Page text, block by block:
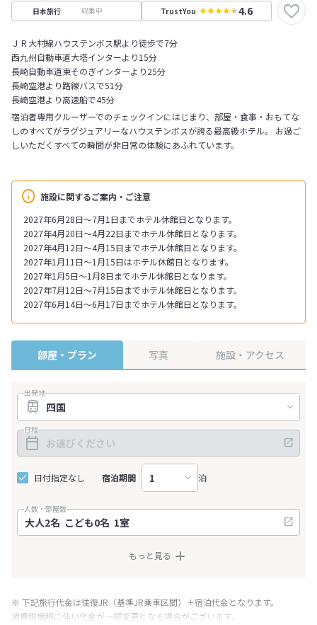
日本旅行 収集中 TrustYou 4.6
ＪＲ大村線ハウステンボス駅より徒歩で7分
西九州自動車道大塔インターより15分
長崎自動車道東そのぎインターより25分
長崎空港より路線バスで51分
長崎空港より高速船で45分
施設に関するご案内・ご注意
2027年6月28日～7月1日までホテル休館日となります。
2027年4月20日～4月22日までホテル休館日となります。
2027年4月12日～4月15日までホテル休館日となります。
2027年1月11日～1月15日はホテル休館日となります。
2027年1月5日～1月8日までホテル休館日となります。
2027年7月12日～7月15日までホテル休館日となります。
2027年6月14日～6月17日までホテル休館日となります。
宿泊者専用クルーザーでのチェックインにはじまり、部屋・食事・おもてな
しのすべてがラグジュアリーなハウステンボスが誇る最高級ホテル。 お過ご
しいただくすべての瞬間が非日常の体験にあふれています。
部屋・プラン 写真 施設・アクセス
出発地
日程
日付指定なし 宿泊期間 泊
人数・部屋数
もっと見る
※ 下記旅行代金は往復JR（基準JR乗車区間）＋宿泊代金となります。
消費税増税に伴い代金が一部変更となる場合がございます。